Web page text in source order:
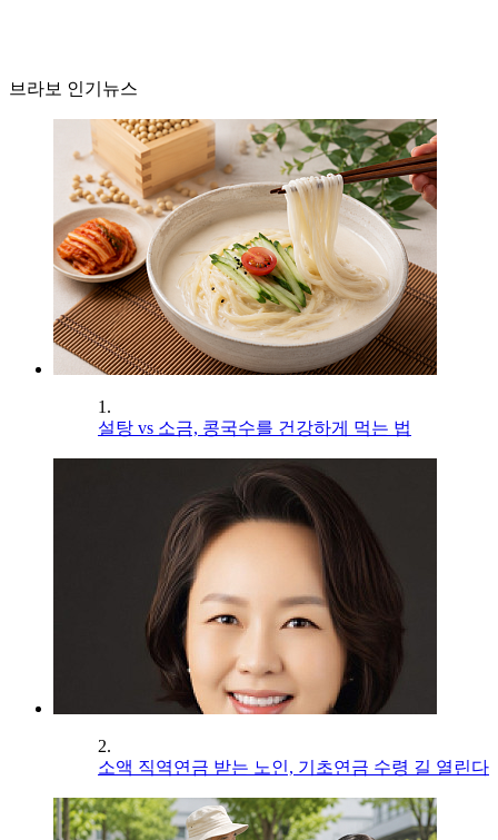
브라보 인기뉴스
1.
설탕 vs 소금, 콩국수를 건강하게 먹는 법
2.
소액 직역연금 받는 노인, 기초연금 수령 길 열린다